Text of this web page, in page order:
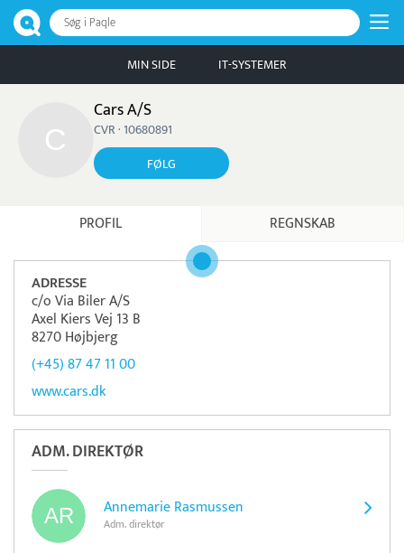
Søg i Paqle
MIN SIDE IT-SYSTEMER
Cars A/S
CVR · 10680891
FØLG
PROFIL REGNSKAB
ADRESSE
c/o Via Biler A/S
Axel Kiers Vej 13 B
8270 Højbjerg
(+45) 87 47 11 00
www.cars.dk
ADM. DIREKTØR
Annemarie Rasmussen
Adm. direktør